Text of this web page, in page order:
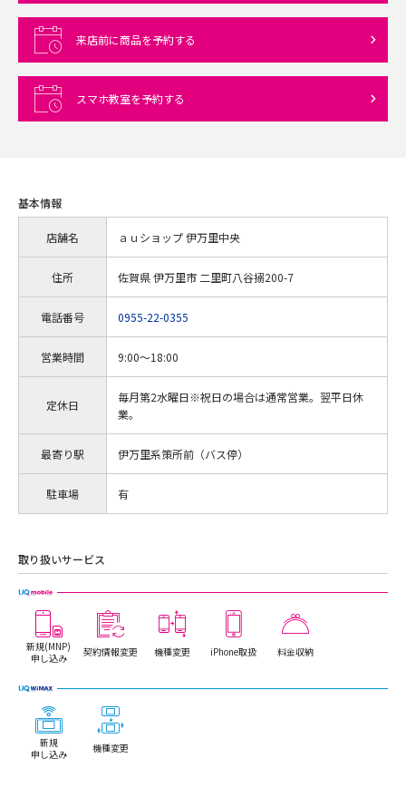
来店前に商品を予約する
スマホ教室を予約する
基本情報
店舗名 ａｕショップ 伊万里中央
住所 佐賀県 伊万里市 二里町八谷搦200-7
電話番号 0955-22-0355
営業時間 9:00～18:00
定休日
毎月第2水曜日※祝日の場合は通常営業。翌平日休
業。
最寄り駅 伊万里系策所前（バス停）
駐車場 有
取り扱いサービス
新規(MNP)
申し込み
契約情報変更 機種変更 iPhone取扱 料金収納
新規
申し込み
機種変更